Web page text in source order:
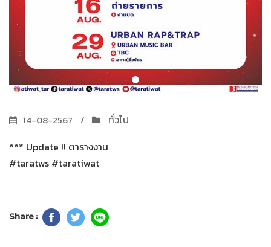
14-08-2567
ทั่วไป
*** Update !! ตารางงาน
#taratws #taratiwat
Share :